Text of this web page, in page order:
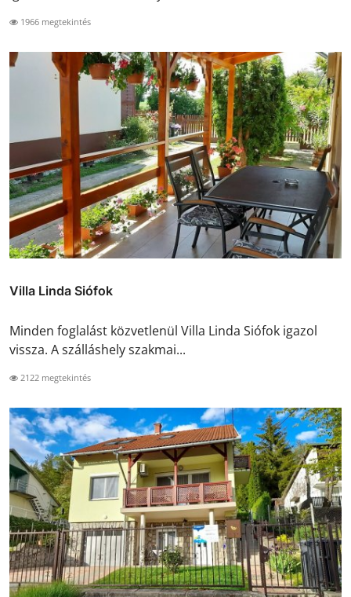
1966 megtekintés
Villa Linda Siófok
Minden foglalást közvetlenül Villa Linda Siófok igazol
vissza. A szálláshely szakmai...
2122 megtekintés